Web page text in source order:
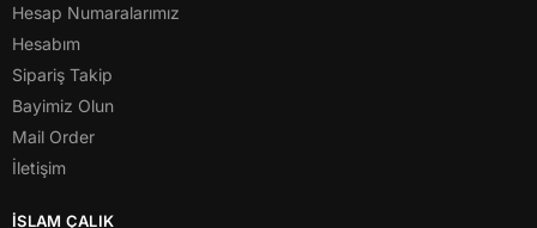
Hesap Numaralarımız
Hesabım
Sipariş Takip
Bayimiz Olun
Mail Order
İletişim
İSLAM ÇALIK